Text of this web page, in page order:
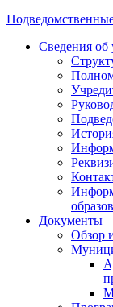
Сведения об
Документы
Обзор